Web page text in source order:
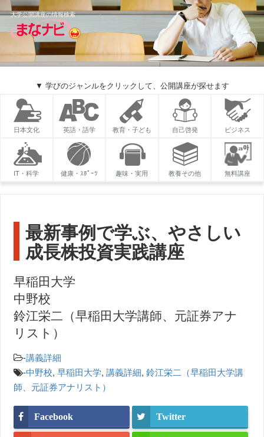
大学公開講座の情報検索
▼ 学びのジャンルをクリックして、公開講座が探せます
日本文化 英語・語学 教育・子ども 自己啓発 ビジネス
IT・科学 健康・ｽﾎﾟｰﾂ 趣味・実用 教養その他 無料講座
最新事例で学ぶ、やさしい
成長株投資実践講座
早稲田大学
中野校
鈴江栄二（早稲田大学講師、元証券アナ
リスト）
-講義詳細
-中野校,早稲田大学,講義詳細,鈴江栄二（早稲田大学講
師、元証券アナリスト）
Facebook Twitter